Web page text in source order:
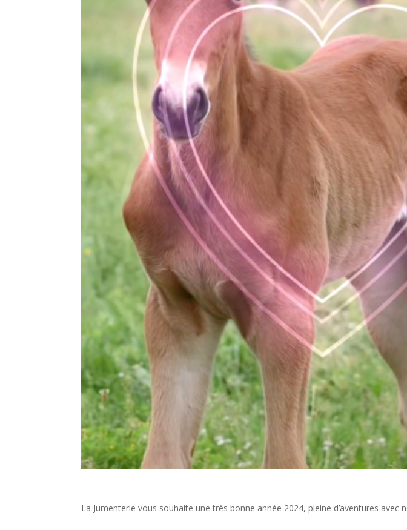
La Jumenterie vous souhaite une très bonne année 2024, pleine d’aventures avec